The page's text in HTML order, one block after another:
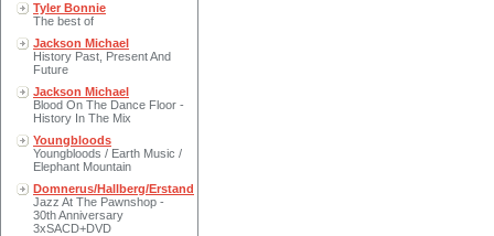
Tyler Bonnie
The best of
Jackson Michael
History Past, Present And
Future
Jackson Michael
Blood On The Dance Floor -
History In The Mix
Youngbloods
Youngbloods / Earth Music /
Elephant Mountain
Domnerus/Hallberg/Erstand
Jazz At The Pawnshop -
30th Anniversary
3xSACD+DVD